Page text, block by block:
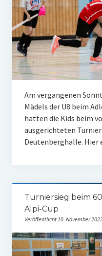
Am vergangenen
Mädels der U8 beim
hatten die Kids beim
ausgerichteten
Deutenberghalle. Hier
Turniersieg beim
Alpi-Cup
Veröffentlicht 10. November